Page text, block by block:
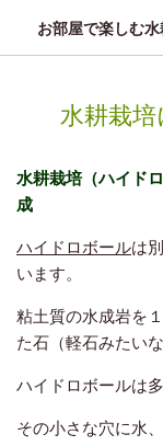
お部屋で楽しむ
水耕栽
水耕栽培（ハイド
成
ハイドロボールは
います。
粘土質の水成岩を
た石（軽石みたい
ハイドロボールは
その小さな穴に水